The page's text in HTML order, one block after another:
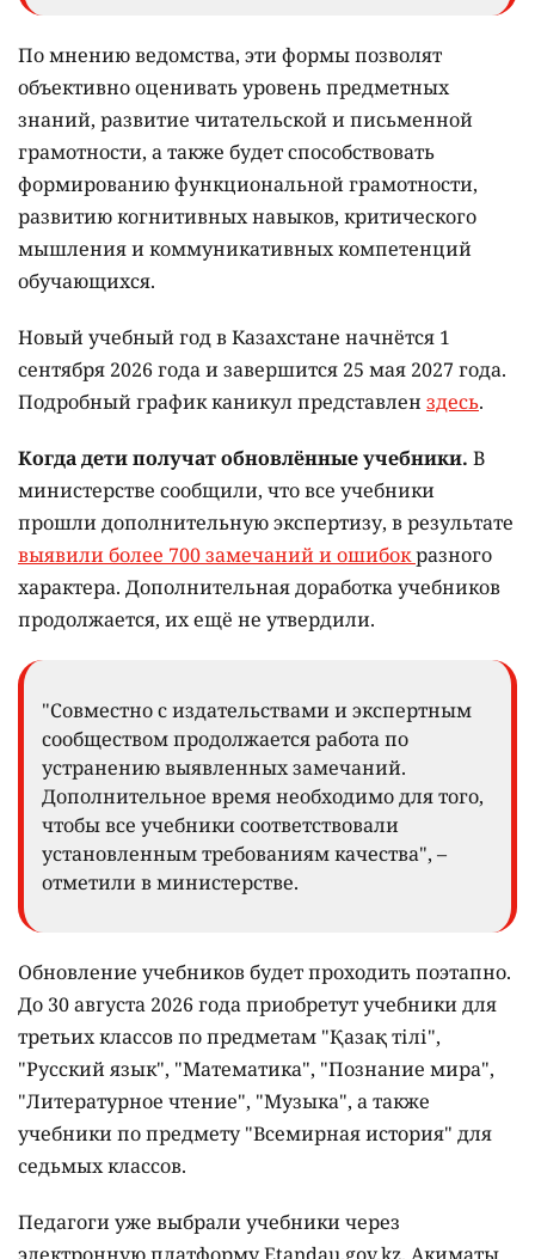
По мнению ведомства, эти формы позволят
объективно оценивать уровень предметных
знаний, развитие читательской и письменной
грамотности, а также будет способствовать
формированию функциональной грамотности,
развитию когнитивных навыков, критического
мышления и коммуникативных компетенций
обучающихся.
Новый учебный год в Казахстане начнётся 1
сентября 2026 года и завершится 25 мая 2027 года.
Подробный график каникул представлен здесь.
Когда дети получат обновлённые учебники. В
министерстве сообщили, что все учебники
прошли дополнительную экспертизу, в результате
выявили более 700 замечаний и ошибокразного
характера. Дополнительная доработка учебников
продолжается, их ещё не утвердили.
"Совместно с издательствами и экспертным
сообществом продолжается работа по
устранению выявленных замечаний.
Дополнительное время необходимо для того,
чтобы все учебники соответствовали
установленным требованиям качества", –
отметили в министерстве.
Обновление учебников будет проходить поэтапно.
До 30 августа 2026 года приобретут учебники для
третьих классов по предметам "Қазақ тілі",
"Русский язык", "Математика", "Познание мира",
"Литературное чтение", "Музыка", а также
учебники по предмету "Всемирная история" для
седьмых классов.
Педагоги уже выбрали учебники через